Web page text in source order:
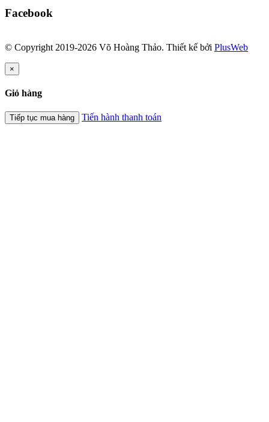
Facebook
© Copyright 2019-2026 Võ Hoàng Thảo. Thiết kế bởi PlusWeb
×
Giỏ hàng
Tiếp tục mua hàng Tiến hành thanh toán